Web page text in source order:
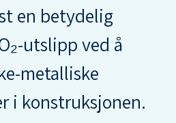
en betydelig
utslipp ved å
metalliske
i konstruksjonen.